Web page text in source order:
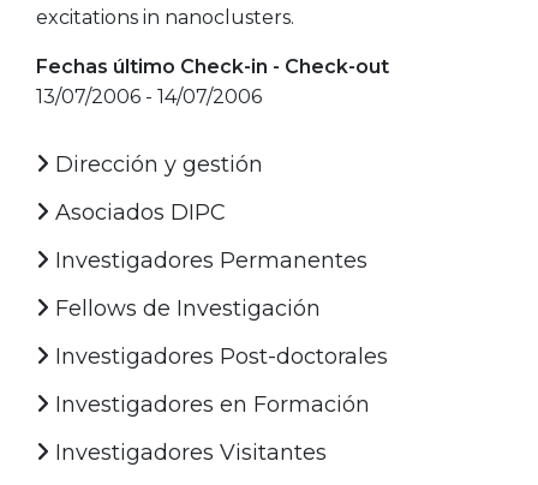
excitations in nanoclusters.
Fechas último Check-in - Check-out
13/07/2006 - 14/07/2006
Dirección y gestión
Asociados DIPC
Investigadores Permanentes
Fellows de Investigación
Investigadores Post-doctorales
Investigadores en Formación
Investigadores Visitantes